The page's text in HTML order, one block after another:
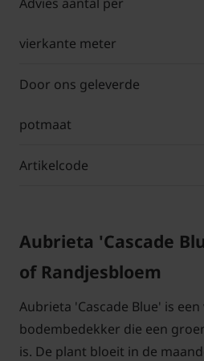
vierkante meter
Door ons geleverde
potmaat
Artikelcode
Aubrieta 'Cascade
of Randjesbloem
Aubrieta 'Cascade Blue' is
bodembedekker die een
is. De plant bloeit in de